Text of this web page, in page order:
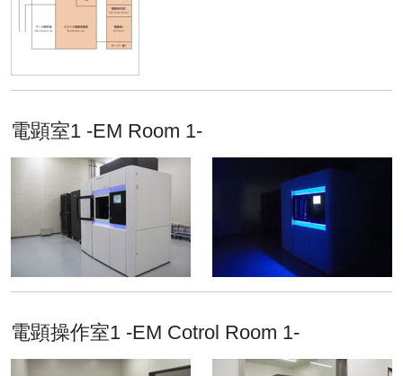
成する仕組みを解明。地球
外生命の新たな鍵？
プレスリリース
新型コロナウイルスの感染
を阻害するペプチドを発
見 スパイクタンパク質の
し、種々の変異株にも効果
がある阻害剤の開発に期待
電顕室1 -EM Room 1-
電顕操作室1 -EM Cotrol Room 1-